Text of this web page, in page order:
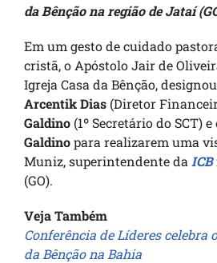
da Bênção na região de Jataí
Em um gesto de cuidado
cristã, o Apóstolo Jair de
Igreja Casa da Bênção,
Arcentik Dias (Diretor
Galdino (1º Secretário do SCT) e
Galdinopara realizarem uma
Muniz, superintendente da ICB
(GO).
Veja Também
Conferência de Líderes celebra
da Bênção na Bahia